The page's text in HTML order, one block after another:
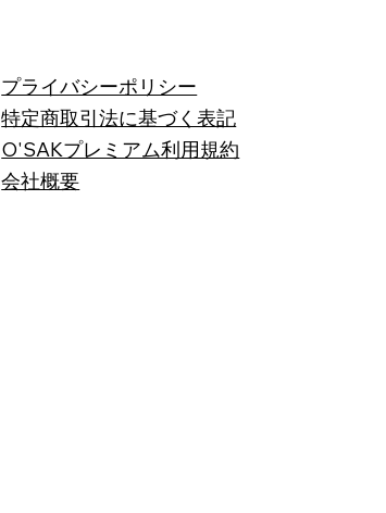
プライバシーポリシー
特定商取引法に基づく表記
O'SAKプレミアム利用規約
会社概要